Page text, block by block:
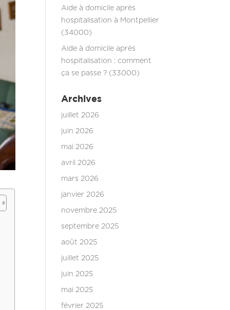
Aide à domicile après
hospitalisation à Montpellier
(34000)
Aide à domicile après
hospitalisation : comment
ça se passe ? (33000)
Archives
juillet 2026
juin 2026
mai 2026
avril 2026
mars 2026
janvier 2026
novembre 2025
septembre 2025
août 2025
juillet 2025
juin 2025
mai 2025
février 2025